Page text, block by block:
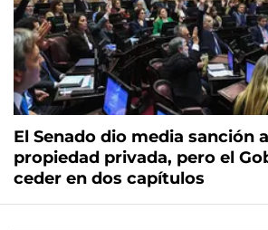
El Senado dio media sanción
propiedad privada, pero el
ceder en dos capítulos